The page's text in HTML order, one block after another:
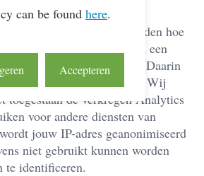
Analytics om bij te houden hoe
gebruiken. Wij hebben een
met Google gesloten. Daarin
wat zij mogen bijhouden. Wij
toegestaan de verkregen Analytics
voor andere diensten van
jouw IP-adres geanonimiseerd
niet gebruikt kunnen worden
te identificeren.
can be found here.
Accepteren